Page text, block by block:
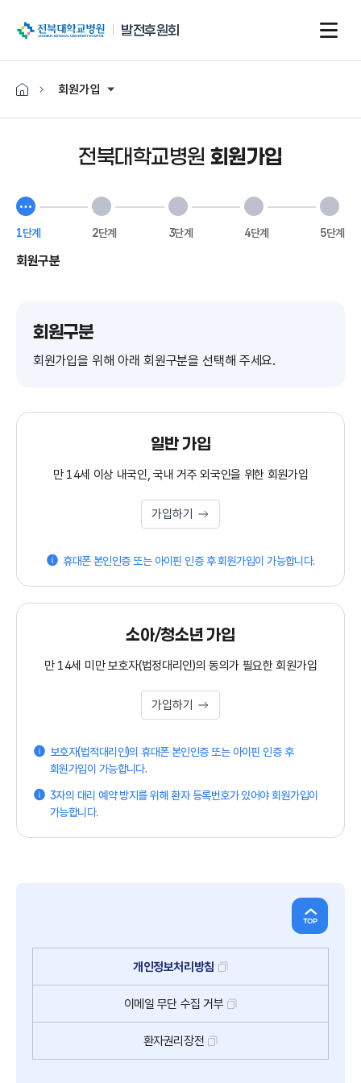
전북대학교병원
발전후원회
회원가입
전북대학교병원 회원가입
현
재
계
1단계
회원구분
2단계 3단계 4단계 5단계
회원구분
회원가입을 위해 아래 회원구분을 선택해 주세요.
일반 가입
만 14세 이상 내국인, 국내 거주 외국인을 위한 회원가입
가입하기
휴대폰 본인인증 또는 아이핀 인증 후 회원가입이 가능합니다.
소아/청소년 가입
만 14세 미만 보호자(법정대리인)의 동의가 필요한 회원가입
가입하기
보호자(법적대리인)의 휴대폰 본인인증 또는 아이핀 인증 후
회원가입이 가능합니다.
3자의 대리 예약 방지를 위해 환자 등록번호가 있어야 회원가입이
가능합니다.
개인정보처리방침
이메일 무단 수집 거부
환자권리장전